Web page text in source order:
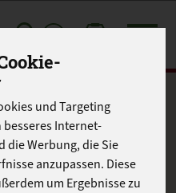
und Targeting
Internet-
die Werbung, die Sie
anzupassen. Diese
um Ergebnisse zu
rot"